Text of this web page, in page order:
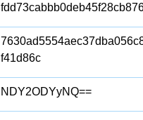
f41d86c
NDY2ODYyNQ==